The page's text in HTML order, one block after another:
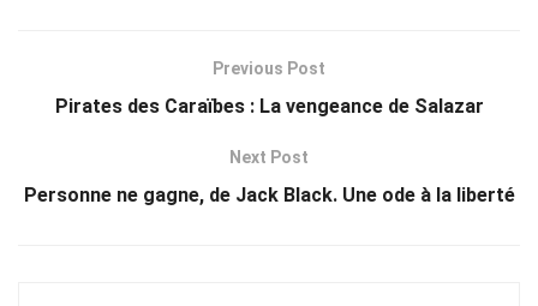
Previous Post
Pirates des Caraïbes : La vengeance de Salazar
Next Post
Personne ne gagne, de Jack Black. Une ode à la liberté